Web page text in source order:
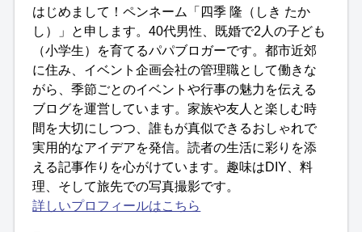
はじめまして！ペンネーム「四季 隆（しき たか
し）」と申します。40代男性、既婚で2人の子ども
（小学生）を育てるパパブロガーです。都市近郊
に住み、イベント企画会社の管理職として働きな
がら、季節ごとのイベントや行事の魅力を伝える
ブログを運営しています。家族や友人と楽しむ時
間を大切にしつつ、誰もが真似できるおしゃれで
実用的なアイデアを発信。読者の生活に彩りを添
える記事作りを心がけています。趣味はDIY、料
理、そして旅先での写真撮影です。
詳しいプロフィールはこちら